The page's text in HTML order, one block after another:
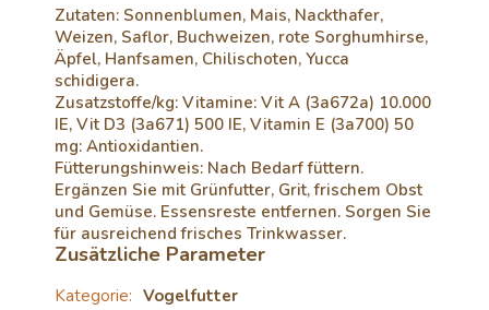
Zutaten: Sonnenblumen, Mais, Nackthafer,
Weizen, Saflor, Buchweizen, rote Sorghumhirse,
Äpfel, Hanfsamen, Chilischoten, Yucca
schidigera.
Zusatzstoffe/kg: Vitamine: Vit A (3a672a) 10.000
IE, Vit D3 (3a671) 500 IE, Vitamin E (3a700) 50
mg: Antioxidantien.
Fütterungshinweis: Nach Bedarf füttern.
Ergänzen Sie mit Grünfutter, Grit, frischem Obst
und Gemüse. Essensreste entfernen. Sorgen Sie
für ausreichend frisches Trinkwasser.
Zusätzliche Parameter
Kategorie: Vogelfutter